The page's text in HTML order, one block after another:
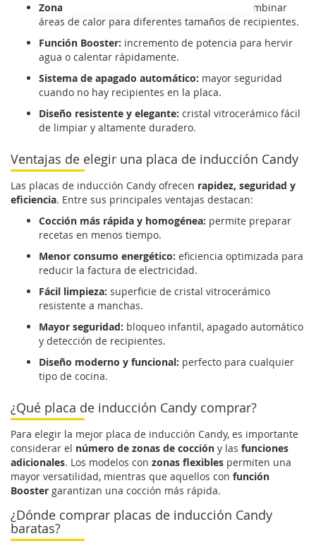
Zonas flexibles de cocción:
posibilidad de combinar
áreas de calor para diferentes tamaños de recipientes.
Función Booster: incremento de potencia para hervir
agua o calentar rápidamente.
Sistema de apagado automático: mayor seguridad
cuando no hay recipientes en la placa.
Diseño resistente y elegante: cristal vitrocerámico fácil
de limpiar y altamente duradero.
Ventajas de elegir una placa de inducción Candy
Las placas de inducción Candy ofrecen rapidez, seguridad y
eficiencia. Entre sus principales ventajas destacan:
Cocción más rápida y homogénea: permite preparar
recetas en menos tiempo.
Menor consumo energético: eficiencia optimizada para
reducir la factura de electricidad.
Fácil limpieza: superficie de cristal vitrocerámico
resistente a manchas.
Mayor seguridad: bloqueo infantil, apagado automático
y detección de recipientes.
Diseño moderno y funcional: perfecto para cualquier
tipo de cocina.
¿Qué placa de inducción Candy comprar?
Para elegir la mejor placa de inducción Candy, es importante
considerar el número de zonas de cocción y las funciones
adicionales. Los modelos con zonas flexibles permiten una
mayor versatilidad, mientras que aquellos con función
Booster garantizan una cocción más rápida.
¿Dónde comprar placas de inducción Candy
baratas?